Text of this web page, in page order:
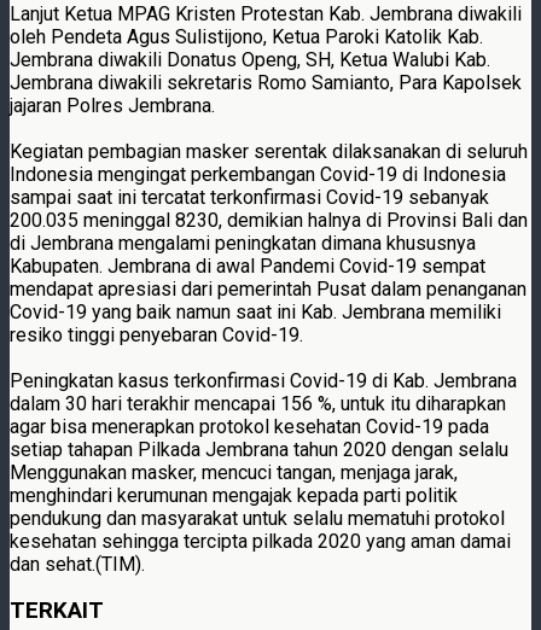
Lanjut Ketua MPAG Kristen Protestan Kab. Jembrana diwakili
oleh Pendeta Agus Sulistijono, Ketua Paroki Katolik Kab.
Jembrana diwakili Donatus Openg, SH, Ketua Walubi Kab.
Jembrana diwakili sekretaris Romo Samianto, Para Kapolsek
jajaran Polres Jembrana.
Kegiatan pembagian masker serentak dilaksanakan di seluruh
Indonesia mengingat perkembangan Covid-19 di Indonesia
sampai saat ini tercatat terkonfirmasi Covid-19 sebanyak
200.035 meninggal 8230, demikian halnya di Provinsi Bali dan
di Jembrana mengalami peningkatan dimana khususnya
Kabupaten. Jembrana di awal Pandemi Covid-19 sempat
mendapat apresiasi dari pemerintah Pusat dalam penanganan
Covid-19 yang baik namun saat ini Kab. Jembrana memiliki
resiko tinggi penyebaran Covid-19.
Peningkatan kasus terkonfirmasi Covid-19 di Kab. Jembrana
dalam 30 hari terakhir mencapai 156 %, untuk itu diharapkan
agar bisa menerapkan protokol kesehatan Covid-19 pada
setiap tahapan Pilkada Jembrana tahun 2020 dengan selalu
Menggunakan masker, mencuci tangan, menjaga jarak,
menghindari kerumunan mengajak kepada parti politik
pendukung dan masyarakat untuk selalu mematuhi protokol
kesehatan sehingga tercipta pilkada 2020 yang aman damai
dan sehat.(TIM).
TERKAIT